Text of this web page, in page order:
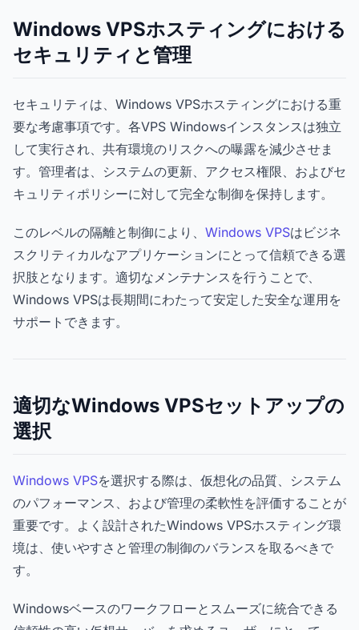
Windows VPSホスティングにおける
セキュリティと管理
セキュリティは、Windows VPSホスティングにおける重
要な考慮事項です。各VPS Windowsインスタンスは独立
して実行され、共有環境のリスクへの曝露を減少させま
す。管理者は、システムの更新、アクセス権限、およびセ
キュリティポリシーに対して完全な制御を保持します。
このレベルの隔離と制御により、 Windows VPSはビジネ
スクリティカルなアプリケーションにとって信頼できる選
択肢となります。適切なメンテナンスを行うことで、
Windows VPSは長期間にわたって安定した安全な運用を
サポートできます。
適切なWindows VPSセットアップの
選択
Windows VPSを選択する際は、仮想化の品質、システム
のパフォーマンス、および管理の柔軟性を評価することが
重要です。よく設計されたWindows VPSホスティング環
境は、使いやすさと管理の制御のバランスを取るべきで
す。
Windowsベースのワークフローとスムーズに統合できる